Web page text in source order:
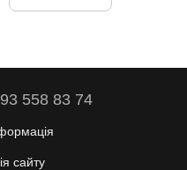
558 83 74
сайту